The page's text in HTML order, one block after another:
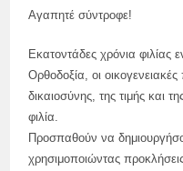
Αγαπητέ σύντροφε!
Εκατοντάδες χρόνια
Ορθοδοξία, οι
δικαιοσύνης, της τιμής και
φιλία.
Προσπαθούν να
χρησιμοποιώντας